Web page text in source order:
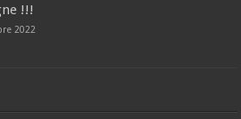
!!!
2022